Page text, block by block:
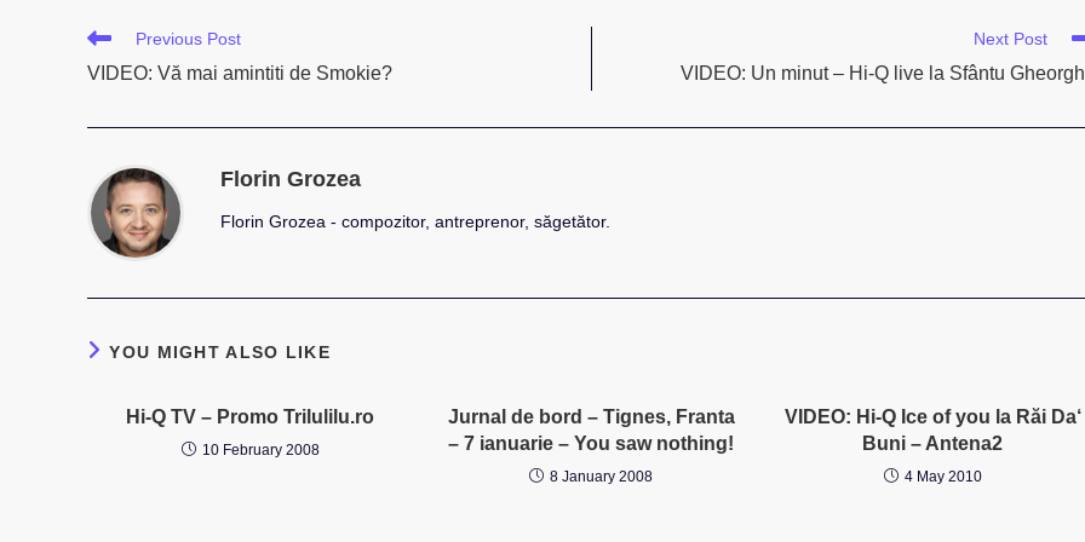
Read
articles
Previous Post
VIDEO: Vă mai amintiti de Smokie?
Next Post
VIDEO: Un minut – Hi-Q live la Sfântu
Florin Grozea
Florin Grozea - compozitor, antreprenor, săgetător.
YOU MIGHT ALSO LIKE
Hi-Q TV – Promo Trilulilu.ro
10 February 2008
Jurnal de bord – Tignes, Franta
– 7 ianuarie – You saw nothing!
8 January 2008
VIDEO: Hi-Q Ice of you la Răi Da‘
Buni – Antena2
4 May 2010